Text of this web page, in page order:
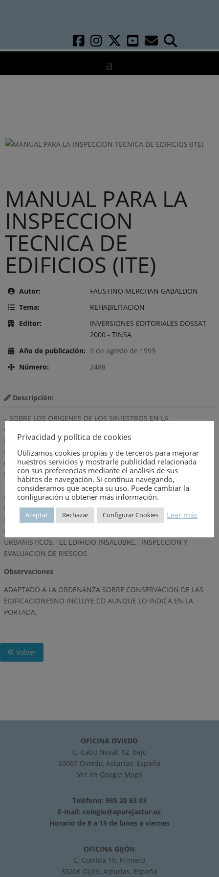
MANUAL PARA LA
INSPECCION
TECNICA DE
EDIFICIOS (ITE)
Autor:
FAUSTINO MERCHAN GABALDON
Tema:
REHABILITACION
Editor:
INVERSIONES EDITORIALES DOSSAT
2000 - TINSA
Año de publicación: 9 de agosto de 1999
Número:
2488
Descripción:
– SOBRE LOS ORIGENES DE LOS SINIESTROS EN LA
CONSTRUCCION.- CASUISTICA DE LOS SINIESTROS MAS
FRECUENTES DE LA CONSTRUCCION.- RESPONSABILIDAD Y
RESPONSABLES EN LA CONSTRUCCION.- ESCENARIO DEL
OBJETO DEL INFORME.- AUSCULTACION DE LA CIMENTACION.-
LAS HUMEDADES EN LA CONSTRUCCION.- EL AISLAMIENTO
TERMICO.- INSTALACIONES MECANICAS.- PATOLOGIA
EDIFICATORIA. METODOLOGIA. DICTAMEN.- CASOS SINGULARES
DE LESIONES EN LOS EDIFICIOS.- CALIDAD DEL AIRE EN LAS
INSTALACIONES DE CONFORT TERMICO.- COMPORTAMIENTO
FRENTE AL FUEGO DE LOS EDIFICIOS.- SUPUESTOS DE INFORMES
URBANISTICOS.- EL EDIFICIO INSALUBRE.- INSPECCION Y
EVALUACION DE RIESGOS.
Observaciones
ADAPTADO A LA ORDENANZA SOBRE CONSERVACION DE LAS
EDIFICACIONESNO INCLUYE CD AUNQUE LO INDICA EN LA
PORTADA.
Volver
OFICINA OVIEDO
C. Cabo Noval, 12, Bajo
33007 Oviedo, Asturias, España
Ver en Google Maps
Teléfono: 985 20 83 03
E-mail: colegio@aparejastur.es
Horario de 8 a 15 de lunes a viernes
OFICINA GIJÓN
C. Corrida 19, Primero
33206 Gijón, Asturias, España
Privacidad y política de cookies
Utilizamos cookies propias y de terceros para mejorar
nuestros servicios y mostrarle publicidad relacionada
con sus preferencias mediante el análisis de sus
hábitos de navegación. Si continua navegando,
consideramos que acepta su uso. Puede cambiar la
configuración u obtener más información.
Aceptar Rechazar Configurar Cookies Leer más